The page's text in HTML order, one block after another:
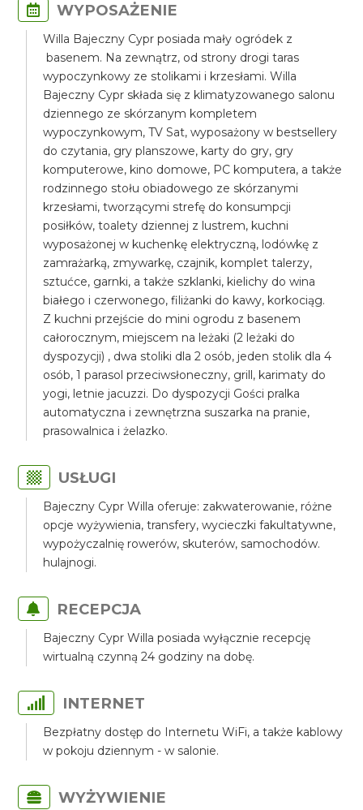
WYPOSAŻENIE
Willa Bajeczny Cypr posiada mały ogródek z
basenem. Na zewnątrz, od strony drogi taras
wypoczynkowy ze stolikami i krzesłami. Willa
Bajeczny Cypr składa się z klimatyzowanego salonu
dziennego ze skórzanym kompletem
wypoczynkowym, TV Sat, wyposażony w bestsellery
do czytania, gry planszowe, karty do gry, gry
komputerowe, kino domowe, PC komputera, a także
rodzinnego stołu obiadowego ze skórzanymi
krzesłami, tworzącymi strefę do konsumpcji
posiłków, toalety dziennej z lustrem, kuchni
wyposażonej w kuchenkę elektryczną, lodówkę z
zamrażarką, zmywarkę, czajnik, komplet talerzy,
sztućce, garnki, a także szklanki, kielichy do wina
białego i czerwonego, filiżanki do kawy, korkociąg.
Z kuchni przejście do mini ogrodu z basenem
całorocznym, miejscem na leżaki (2 leżaki do
dyspozycji) , dwa stoliki dla 2 osób, jeden stolik dla 4
osób, 1 parasol przeciwsłoneczny, grill, karimaty do
yogi, letnie jacuzzi. Do dyspozycji Gości pralka
automatyczna i zewnętrzna suszarka na pranie,
prasowalnica i żelazko.
USŁUGI
Bajeczny Cypr Willa oferuje: zakwaterowanie, różne
opcje wyżywienia, transfery, wycieczki fakultatywne,
wypożyczalnię rowerów, skuterów, samochodów.
hulajnogi.
RECEPCJA
Bajeczny Cypr Willa posiada wyłącznie recepcję
wirtualną czynną 24 godziny na dobę.
INTERNET
Bezpłatny dostęp do Internetu WiFi, a także kablowy
w pokoju dziennym - w salonie.
WYŻYWIENIE